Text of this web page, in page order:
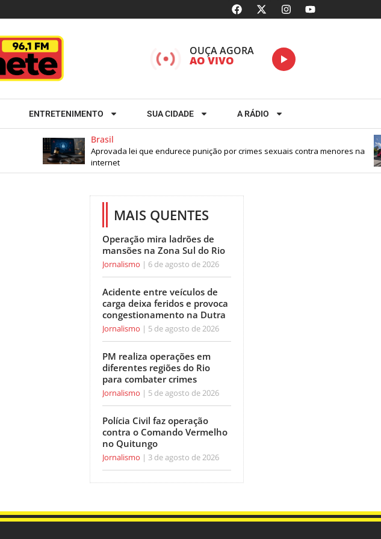
OUÇA AGORA
AO VIVO
ENTRETENIMENTO SUA CIDADE A RÁDIO
Brasil
Aprovada lei que endurece punição por crimes sexuais contra menores na
internet
MAIS QUENTES
Operação mira ladrões de
mansões na Zona Sul do Rio
Jornalismo 6 de agosto de 2026
Acidente entre veículos de
carga deixa feridos e provoca
congestionamento na Dutra
Jornalismo 5 de agosto de 2026
PM realiza operações em
diferentes regiões do Rio
para combater crimes
Jornalismo 5 de agosto de 2026
Polícia Civil faz operação
contra o Comando Vermelho
no Quitungo
Jornalismo 3 de agosto de 2026